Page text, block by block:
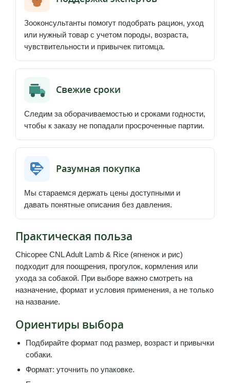
Зооконсультанты помогут подобрать рацион, уход
или нужный товар с учетом породы, возраста,
чувствительности и привычек питомца.
Свежие сроки
Следим за оборачиваемостью и сроками годности,
чтобы к заказу не попадали просроченные партии.
Разумная покупка
Мы стараемся держать цены доступными и
давать понятные описания без давления.
Практическая польза
Chicopee CNL Adult Lamb & Rice (ягненок и рис)
подходит для поощрения, прогулок, кормления или
ухода за собакой. При выборе важно смотреть на
назначение, формат и условия применения, а не только
на название.
Ориентиры выбора
Подбирайте формат под размер, возраст и привычки
собаки.
Формат: уточнить по упаковке.